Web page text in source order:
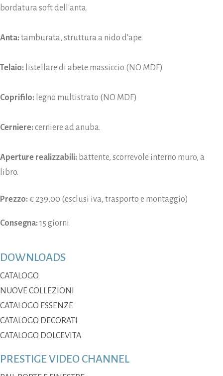
bordatura soft dell'anta.
Anta:tamburata, struttura a nido d'ape.
Telaio: listellare di abete massiccio (NO MDF)
Coprifilo: legno multistrato (NO MDF)
Cerniere:cerniere ad anuba.
Aperture realizzabili: battente, scorrevole interno muro, a
libro.
Prezzo:€ 239,00 (esclusi iva, trasporto e montaggio)
Consegna:15 giorni
DOWNLOADS
CATALOGO
NUOVE COLLEZIONI
CATALOGO ESSENZE
CATALOGO DECORATI
CATALOGO DOLCEVITA
PRESTIGE VIDEO CHANNEL